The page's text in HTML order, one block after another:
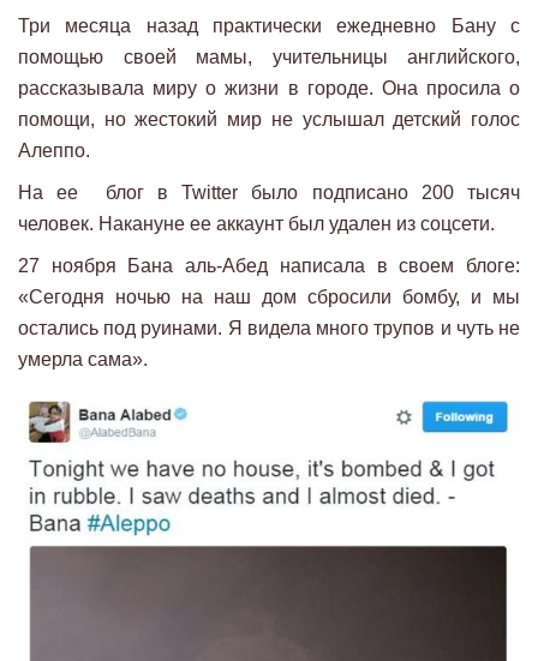
Три месяца назад практически ежедневно Бану с
помощью своей мамы, учительницы английского,
рассказывала миру о жизни в городе. Она просила о
помощи, но жестокий мир не услышал детский голос
Алеппо.
На ее блог в Twitter было подписано 200 тысяч
человек. Накануне ее аккаунт был удален из соцсети.
27 ноября Бана аль-Абед написала в своем блоге:
«Сегодня ночью на наш дом сбросили бомбу, и мы
остались под руинами. Я видела много трупов и чуть не
умерла сама».